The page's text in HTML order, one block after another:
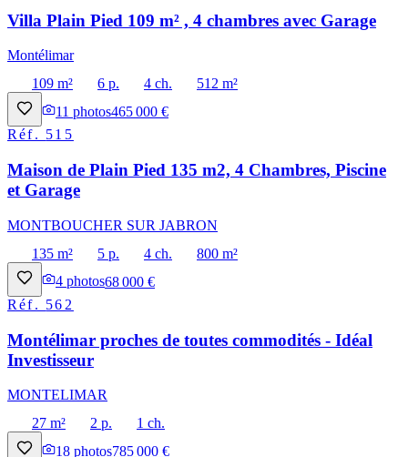
Villa Plain Pied 109 m² , 4 chambres avec Garage
Montélimar
109 m²
6 p. 4 ch.
512 m²
11 photos465 000 €
Réf. 515
Maison de Plain Pied 135 m2, 4 Chambres, Piscine
et Garage
MONTBOUCHER SUR JABRON
135 m²
5 p. 4 ch.
800 m²
4 photos68 000 €
Réf. 562
Montélimar proches de toutes commodités - Idéal
Investisseur
MONTELIMAR
27 m²
2 p.
1 ch.
18 photos785 000 €